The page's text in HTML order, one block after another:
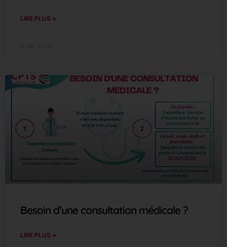
LIRE PLUS »
Besoin d’une consultation médicale ?
LIRE PLUS »